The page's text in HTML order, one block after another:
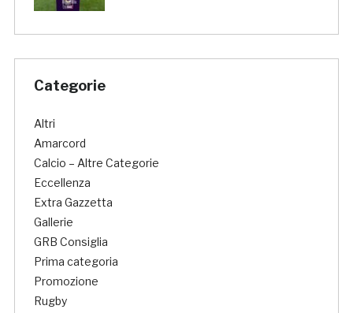
Categorie
Altri
Amarcord
Calcio – Altre Categorie
Eccellenza
Extra Gazzetta
Gallerie
GRB Consiglia
Prima categoria
Promozione
Rugby